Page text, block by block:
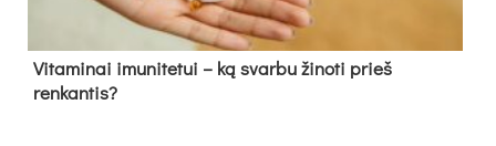
Vitaminai imunitetui – ką svarbu žinoti prieš
renkantis?